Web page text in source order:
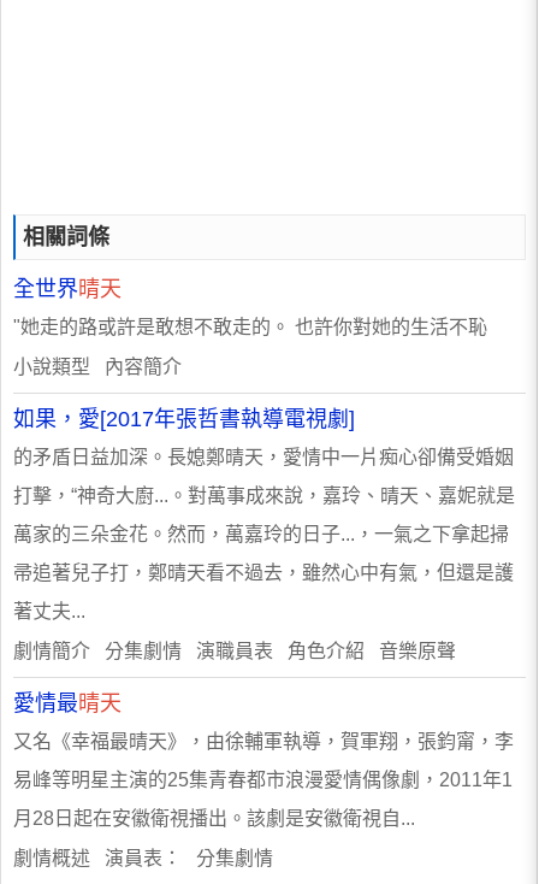
相關詞條
全世界晴天
"她走的路或許是敢想不敢走的。 也許你對她的生活不恥
小說類型 內容簡介
如果，愛[2017年張哲書執導電視劇]
的矛盾日益加深。長媳鄭晴天，愛情中一片痴心卻備受婚姻
打擊，“神奇大廚...。對萬事成來說，嘉玲、晴天、嘉妮就是
萬家的三朵金花。然而，萬嘉玲的日子...，一氣之下拿起掃
帚追著兒子打，鄭晴天看不過去，雖然心中有氣，但還是護
著丈夫...
劇情簡介 分集劇情 演職員表 角色介紹 音樂原聲
愛情最晴天
又名《幸福最晴天》，由徐輔軍執導，賀軍翔，張鈞甯，李
易峰等明星主演的25集青春都市浪漫愛情偶像劇，2011年1
月28日起在安徽衛視播出。該劇是安徽衛視自...
劇情概述 演員表： 分集劇情